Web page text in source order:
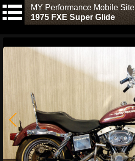
MY Performance Mobile Site
1975 FXE Super Glide